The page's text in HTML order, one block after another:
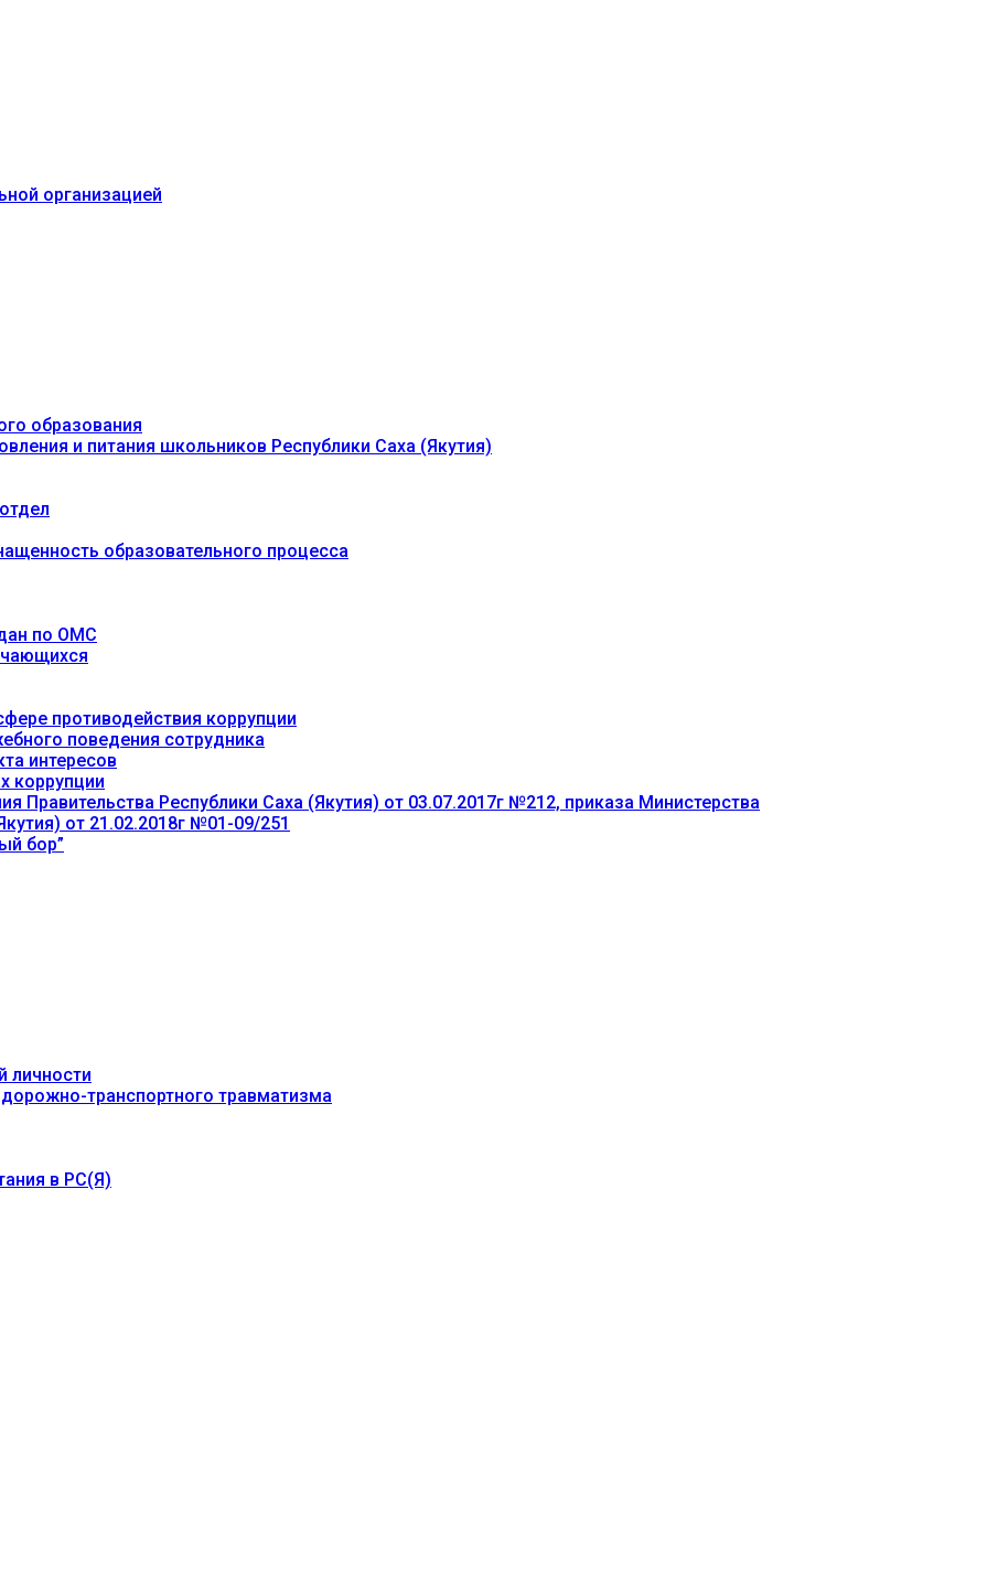
организацией
образования
и питания школьников Республики Саха (Якутия)
образовательного процесса
по ОМС
противодействия коррупции
поведения сотрудника
интересов
коррупции
Правительства Республики Саха (Якутия) от 03.07.2017г №212, приказа Министерства
от 21.02.2018г №01-09/251
бор”
личности
транспортного травматизма
в РС(Я)